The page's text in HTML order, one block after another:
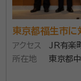
た。
契約後の感想
依頼後の質問や要
ださること。
東京都福生市に
アクセス
JR有
所在地
東京都